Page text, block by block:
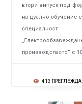
втори випуск под
на дуално обучение
специалност
производството“ с
413